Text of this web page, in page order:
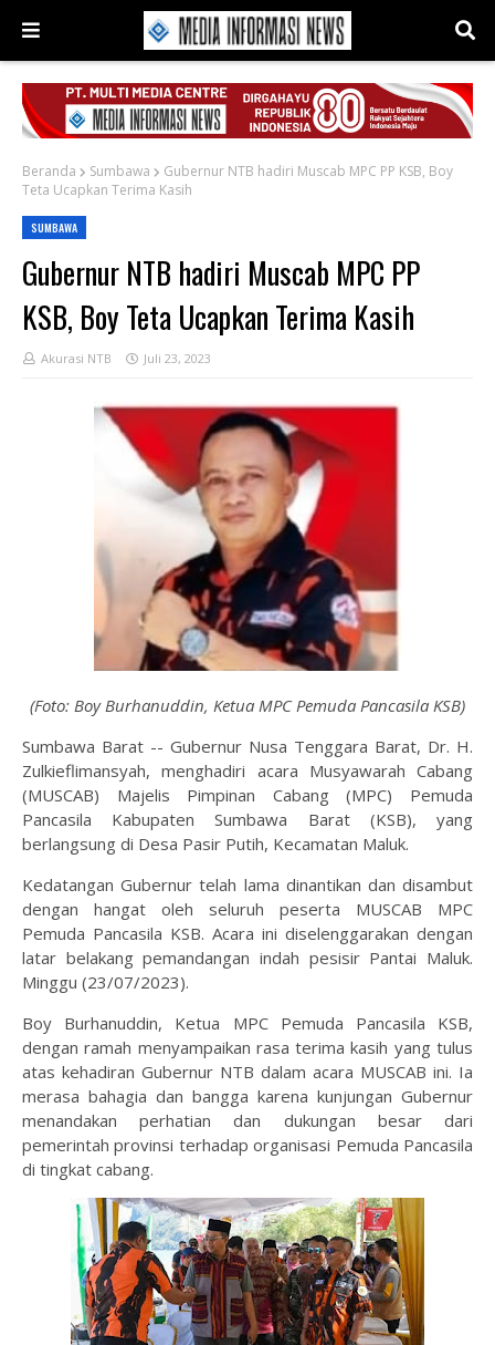
Beranda Sumbawa
Gubernur NTB hadiri Muscab MPC PP KSB, Boy
Teta Ucapkan Terima Kasih
SUMBAWA
Gubernur NTB hadiri Muscab MPC PP
KSB, Boy Teta Ucapkan Terima Kasih
Akurasi NTB Juli 23, 2023
(Foto: Boy Burhanuddin, Ketua MPC Pemuda Pancasila KSB)
Sumbawa Barat -- Gubernur Nusa Tenggara Barat, Dr. H.
Zulkieflimansyah, menghadiri acara Musyawarah Cabang
(MUSCAB) Majelis Pimpinan Cabang (MPC) Pemuda
Pancasila Kabupaten Sumbawa Barat (KSB), yang
berlangsung di Desa Pasir Putih, Kecamatan Maluk.
Kedatangan Gubernur telah lama dinantikan dan disambut
dengan hangat oleh seluruh peserta MUSCAB MPC
Pemuda Pancasila KSB. Acara ini diselenggarakan dengan
latar belakang pemandangan indah pesisir Pantai Maluk.
Minggu (23/07/2023).
Boy Burhanuddin, Ketua MPC Pemuda Pancasila KSB,
dengan ramah menyampaikan rasa terima kasih yang tulus
atas kehadiran Gubernur NTB dalam acara MUSCAB ini. Ia
merasa bahagia dan bangga karena kunjungan Gubernur
menandakan perhatian dan dukungan besar dari
pemerintah provinsi terhadap organisasi Pemuda Pancasila
di tingkat cabang.